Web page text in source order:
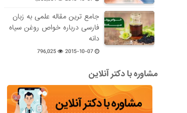
جامع ترین مقاله علمی به زبان
فارسی درباره خواص روغن سیاه
دانه
2015-10-07
796,025
مشاوره با دکتر آنلاین